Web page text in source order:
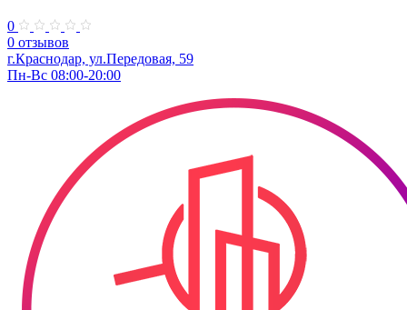
0
0 отзывов
г.Краснодар, ул.Передовая, 59
Пн-Вс 08:00-20:00